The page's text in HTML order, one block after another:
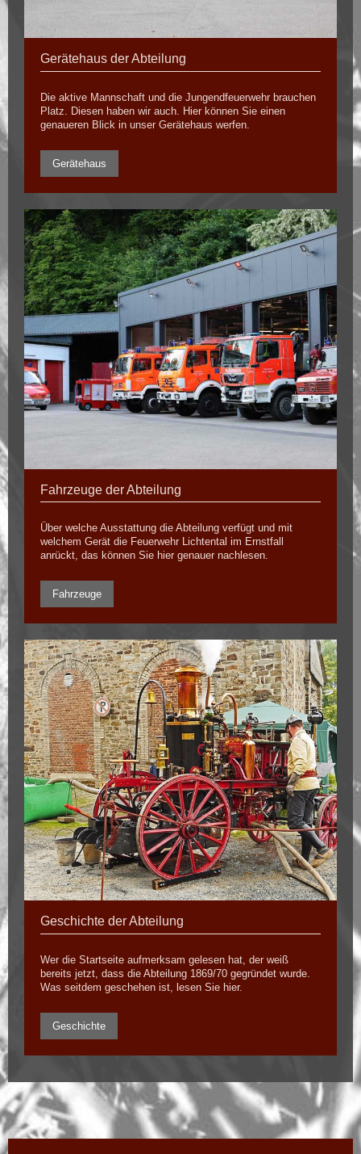
Gerätehaus der Abteilung
Die aktive Mannschaft und die Jungendfeuerwehr brauchen
Platz. Diesen haben wir auch. Hier können Sie einen
genaueren Blick in unser Gerätehaus werfen.
Gerätehaus
Fahrzeuge der Abteilung
Über welche Ausstattung die Abteilung verfügt und mit
welchem Gerät die Feuerwehr Lichtental im Ernstfall
anrückt, das können Sie hier genauer nachlesen.
Fahrzeuge
Geschichte der Abteilung
Wer die Startseite aufmerksam gelesen hat, der weiß
bereits jetzt, dass die Abteilung 1869/70 gegründet wurde.
Was seitdem geschehen ist, lesen Sie hier.
Geschichte